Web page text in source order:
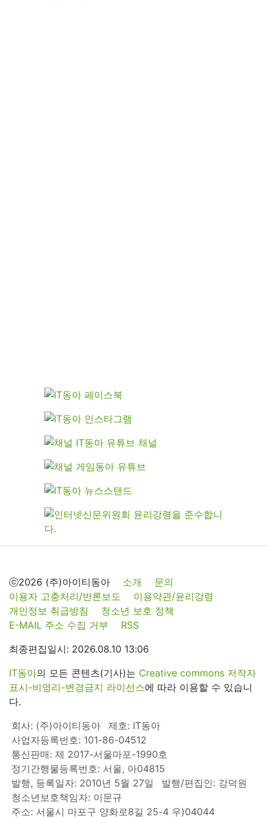
ⓒ2026 (주)아이티동아 소개
문의
이용자 고충처리/반론보도
이용약관/윤리강령
개인정보 취급방침
청소년 보호 정책
E-MAIL 주소 수집 거부
RSS
최종편집일시: 2026.08.10 13:06
IT동아의 모든 콘텐츠(기사)는 Creative commons 저작자
표시-비영리-변경금지 라이선스에 따라 이용할 수 있습니
다.
회사: (주)아이티동아
제호: IT동아
사업자등록번호: 101-86-04512
통신판매: 제 2017-서울마포-1990호
정기간행물등록번호: 서울, 아04815
발행, 등록일자: 2010년 5월 27일
발행/편집인: 강덕원
청소년보호책임자: 이문규
주소: 서울시 마포구 양화로8길 25-4 우)04044